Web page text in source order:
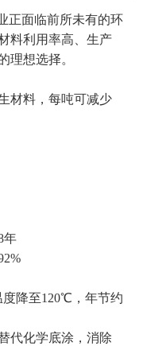
正面临前所未有的环
料利用率高、生产
理想选择。
材料，每吨可减少
年
降至120℃，年节约
代化学底涂，消除